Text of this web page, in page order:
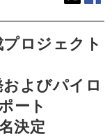
プロジェクト
よびパイロ
ート
決定